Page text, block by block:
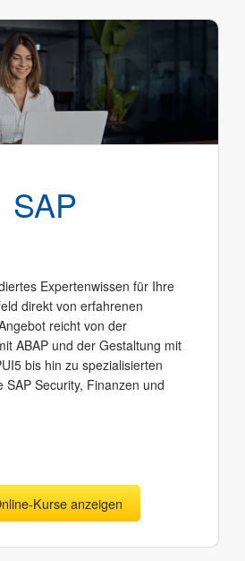
SAP
Expertenwissen für Ihre
direkt von erfahrenen
reicht von der
ABAP und der Gestaltung mit
bis hin zu spezialisierten
SAP Security, Finanzen und
Kurse anzeigen